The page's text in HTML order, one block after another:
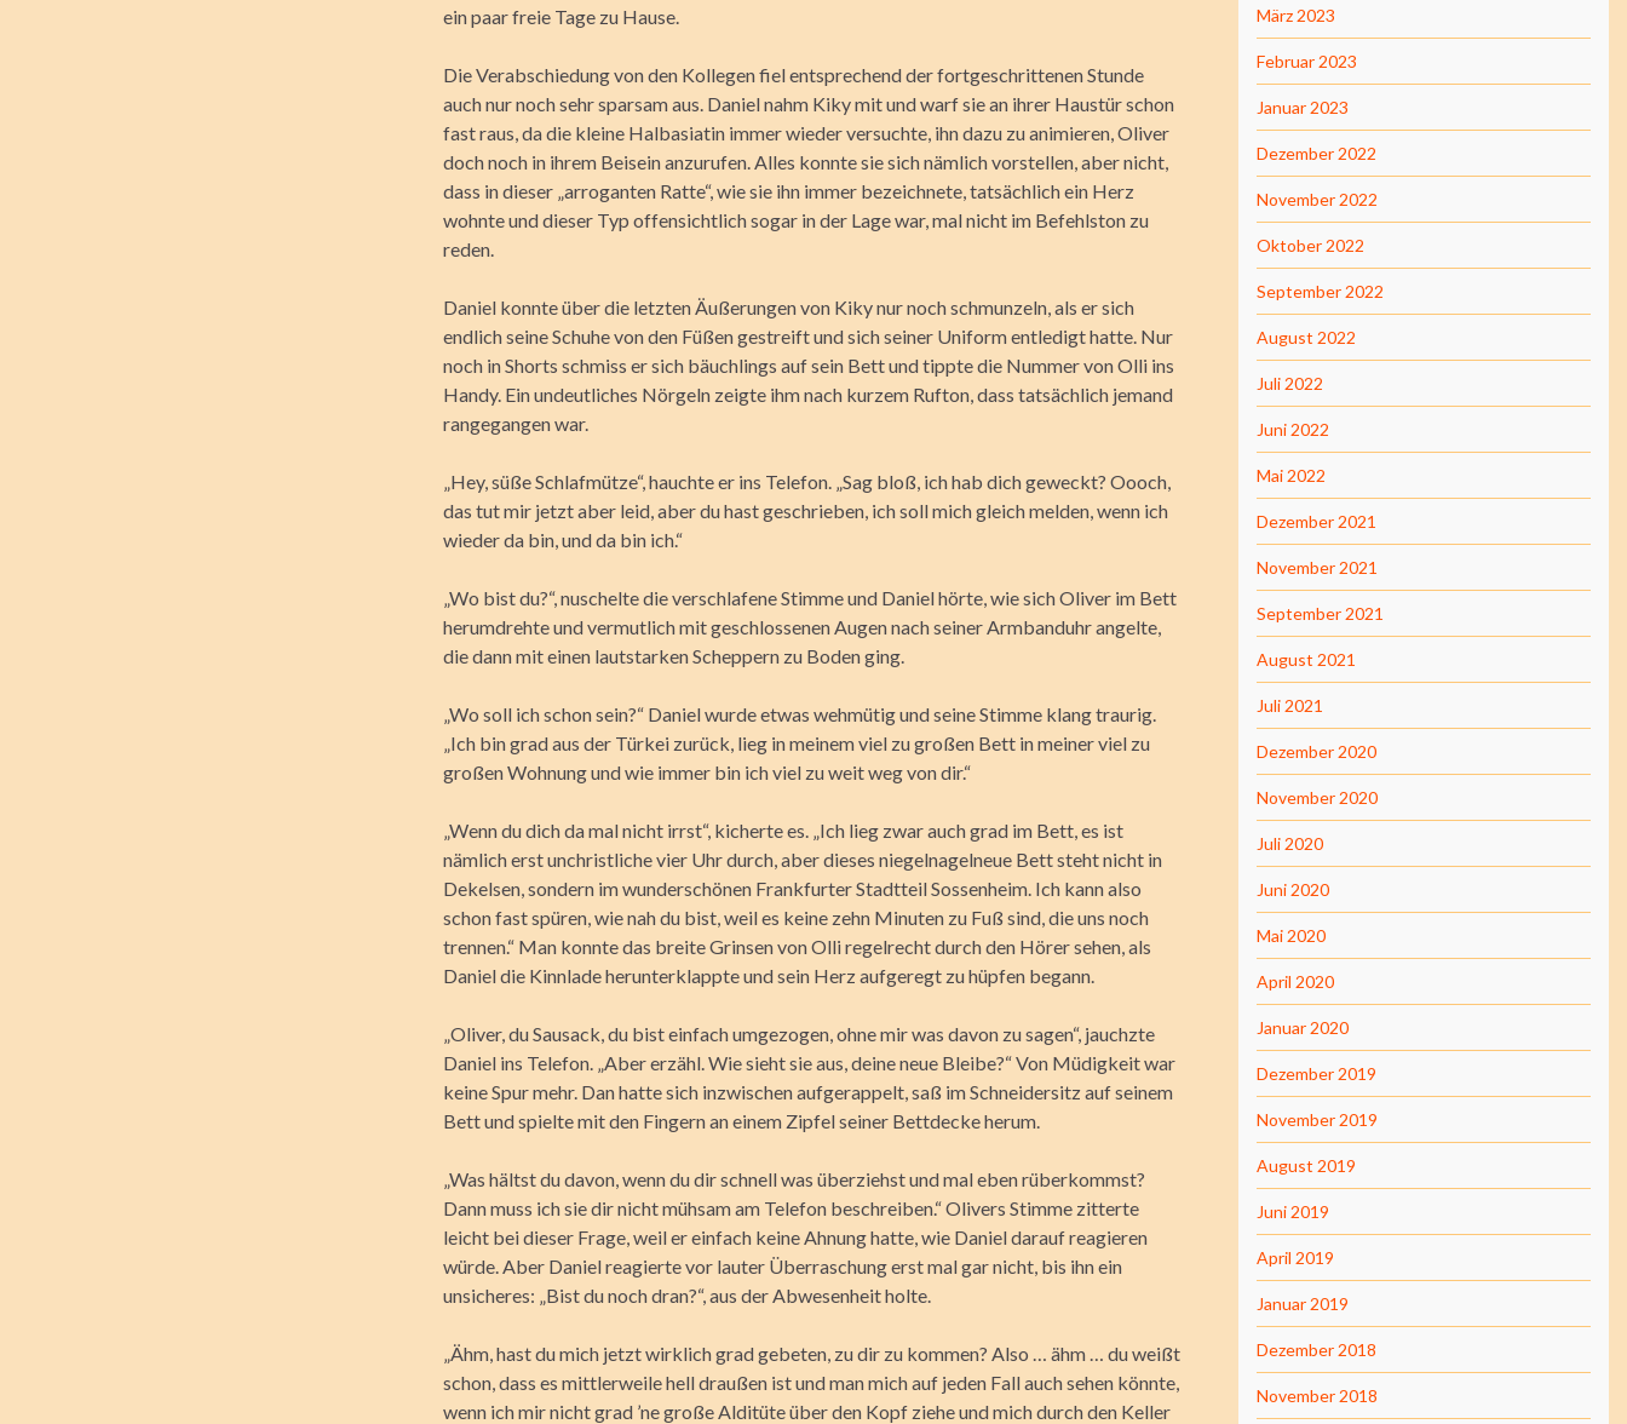
ein paar freie Tage zu Hause.
Die Verabschiedung von den Kollegen fiel entsprechend der fortgeschrittenen Stunde
auch nur noch sehr sparsam aus. Daniel nahm Kiky mit und warf sie an ihrer Haustür schon
fast raus, da die kleine Halbasiatin immer wieder versuchte, ihn dazu zu animieren, Oliver
doch noch in ihrem Beisein anzurufen. Alles konnte sie sich nämlich vorstellen, aber nicht,
dass in dieser „arroganten Ratte“, wie sie ihn immer bezeichnete, tatsächlich ein Herz
wohnte und dieser Typ offensichtlich sogar in der Lage war, mal nicht im Befehlston zu
reden.
Daniel konnte über die letzten Äußerungen von Kiky nur noch schmunzeln, als er sich
endlich seine Schuhe von den Füßen gestreift und sich seiner Uniform entledigt hatte. Nur
noch in Shorts schmiss er sich bäuchlings auf sein Bett und tippte die Nummer von Olli ins
Handy. Ein undeutliches Nörgeln zeigte ihm nach kurzem Rufton, dass tatsächlich jemand
rangegangen war.
„Hey, süße Schlafmütze“, hauchte er ins Telefon. „Sag bloß, ich hab dich geweckt? Oooch,
das tut mir jetzt aber leid, aber du hast geschrieben, ich soll mich gleich melden, wenn ich
wieder da bin, und da bin ich.“
„Wo bist du?“, nuschelte die verschlafene Stimme und Daniel hörte, wie sich Oliver im Bett
herumdrehte und vermutlich mit geschlossenen Augen nach seiner Armbanduhr angelte,
die dann mit einen lautstarken Scheppern zu Boden ging.
„Wo soll ich schon sein?“ Daniel wurde etwas wehmütig und seine Stimme klang traurig.
„Ich bin grad aus der Türkei zurück, lieg in meinem viel zu großen Bett in meiner viel zu
großen Wohnung und wie immer bin ich viel zu weit weg von dir.“
„Wenn du dich da mal nicht irrst“, kicherte es. „Ich lieg zwar auch grad im Bett, es ist
nämlich erst unchristliche vier Uhr durch, aber dieses niegelnagelneue Bett steht nicht in
Dekelsen, sondern im wunderschönen Frankfurter Stadtteil Sossenheim. Ich kann also
schon fast spüren, wie nah du bist, weil es keine zehn Minuten zu Fuß sind, die uns noch
trennen.“ Man konnte das breite Grinsen von Olli regelrecht durch den Hörer sehen, als
Daniel die Kinnlade herunterklappte und sein Herz aufgeregt zu hüpfen begann.
„Oliver, du Sausack, du bist einfach umgezogen, ohne mir was davon zu sagen“, jauchzte
Daniel ins Telefon. „Aber erzähl. Wie sieht sie aus, deine neue Bleibe?“ Von Müdigkeit war
keine Spur mehr. Dan hatte sich inzwischen aufgerappelt, saß im Schneidersitz auf seinem
Bett und spielte mit den Fingern an einem Zipfel seiner Bettdecke herum.
„Was hältst du davon, wenn du dir schnell was überziehst und mal eben rüberkommst?
Dann muss ich sie dir nicht mühsam am Telefon beschreiben.“ Olivers Stimme zitterte
leicht bei dieser Frage, weil er einfach keine Ahnung hatte, wie Daniel darauf reagieren
würde. Aber Daniel reagierte vor lauter Überraschung erst mal gar nicht, bis ihn ein
unsicheres: „Bist du noch dran?“, aus der Abwesenheit holte.
„Ähm, hast du mich jetzt wirklich grad gebeten, zu dir zu kommen? Also … ähm … du weißt
schon, dass es mittlerweile hell draußen ist und man mich auf jeden Fall auch sehen könnte,
wenn ich mir nicht grad ’ne große Alditüte über den Kopf ziehe und mich durch den Keller
März 2023
Februar 2023
Januar 2023
Dezember 2022
November 2022
Oktober 2022
September 2022
August 2022
Juli 2022
Juni 2022
Mai 2022
Dezember 2021
November 2021
September 2021
August 2021
Juli 2021
Dezember 2020
November 2020
Juli 2020
Juni 2020
Mai 2020
April 2020
Januar 2020
Dezember 2019
November 2019
August 2019
Juni 2019
April 2019
Januar 2019
Dezember 2018
November 2018